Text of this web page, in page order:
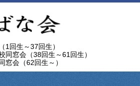
1回生～37回生）
同窓会（38回生～61回生）
窓会（62回生～）